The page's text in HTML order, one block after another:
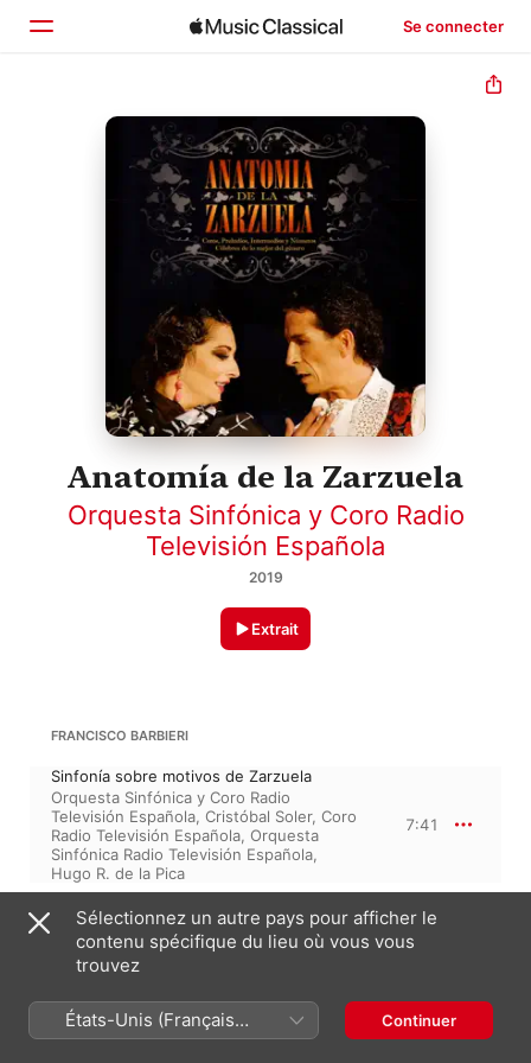
Se connecter
Accueil
Parcourir
Rechercher
Anatomía de la Zarzuela
Orquesta Sinfónica y Coro Radio
Televisión Española
2019
Extrait
FRANCISCO BARBIERI
Sinfonía sobre motivos de Zarzuela
Orquesta Sinfónica y Coro Radio
Televisión Española, Cristóbal Soler, Coro
Radio Televisión Española, Orquesta
Sinfónica Radio Televisión Española,
Hugo R. de la Pica
7:41
GUILLERMO FERNÁNDEZ-SHAW
Doña Francisquita, Coro de románticos
Española, Hugo R. de la Pica
Cristóbal
Soler,Orquesta Sinfónica y Coro Radio
4:27
Sélectionnez un autre pays pour afficher le
contenu spécifique du lieu où vous vous
trouvez
États-Unis (Français
France)
Continuer